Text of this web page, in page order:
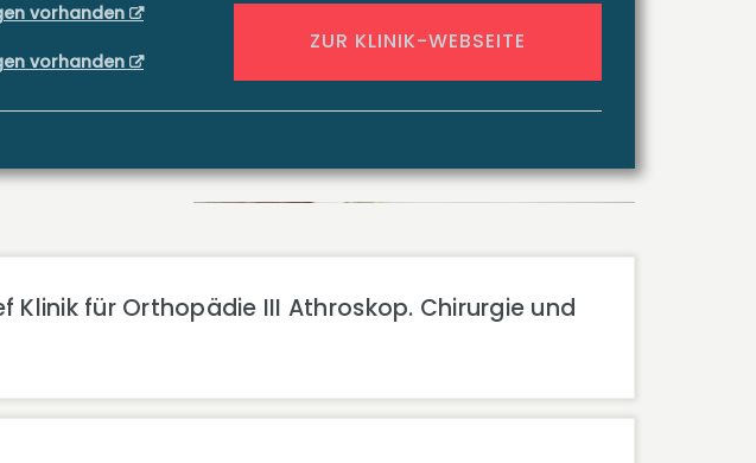
vorhanden
vorhanden
ZUR KLINIK-WEBSEITE
für Orthopädie III Athroskop. Chirurgie und